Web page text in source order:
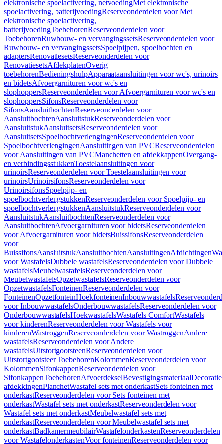
elektronische spoelactivering, netvoedingMet elektronische
spoelactivering, batterijvoedingReserveonderdelen voor Met
elektronische spoelactivering,
batterijvoedingToebehorenReserveonderdelen voor
ToebehorenRuwbouw- en vervangingssetsReserveonderdelen voor
Ruwbouw- en vervangingssetsSpoelpijpen, spoelbochten en
adaptersRenovatiesetsReserveonderdelen voor
RenovatiesetsAfdekplatenOverig
toebehorenBedieningshulpApparaataansluitingen voor wc's, urinoirs
en bidetsAfvoergarnituren voor wc's en
slophoppersReserveonderdelen voor Afvoergarnituren voor wc's en
slophoppersSifonsReserveonderdelen voor
SifonsAansluitbochtenReserveonderdelen voor
AansluitbochtenAansluitstukReserveonderdelen voor
AansluitstukAansluitsetsReserveonderdelen voor
AansluitsetsSpoelbochtverlengingenReserveonderdelen voor
SpoelbochtverlengingenAansluitingen van PVCReserveonderdelen
voor Aansluitingen van PVCManchetten en afdekkappenOvergang-
en verbindingsstukkenToestelaansluitingen voor
urinoirsReserveonderdelen voor Toestelaansluitingen voor
urinoirsUrinoirsifonsReserveonderdelen voor
UrinoirsifonsSpoelpijp- en
spoelbochtverlengstukkenReserveonderdelen voor Spoelpijp- en
spoelbochtverlengstukkenAansluitstukReserveonderdelen voor
AansluitstukAansluitbochtenReserveonderdelen voor
AansluitbochtenAfvoergarnituren voor bidetsReserveonderdelen
voor Afvoergarnituren voor bidetsBuissifonsReserveonderdelen
voor
BuissifonsAansluitstukAansluitbochtenAansluitingenAfdichtingen
voor WastafelsDubbele wastafelsReserveonderdelen voor Dubbele
wastafelsMeubelwastafelsReserveonderdelen voor
MeubelwastafelsOpzetwastafelsReserveonderdelen voor
OpzetwastafelsFonteinenReserveonderdelen voor
FonteinenOpzetfonteinHoekfonteinenInbouwwastafels
voor InbouwwastafelsOnderbouwwastafelsReserveonderdelen voor
OnderbouwwastafelsHoekwastafelsWastafels ComfortWastafels
voor kinderenReserveonderdelen voor Wastafels voor
kinderenWastroggenReserveonderdelen voor WastroggenAndere
wastafelsReserveonderdelen voor Andere
wastafelsUitstortgootsteenReserveonderdelen voor
UitstortgootsteenToebehorenKolommenReserveonderdelen voor
KolommenSifonkappenReserveonderdelen voor
SifonkappenToebehorenAfvoerdekselBevestigingsmateriaal
afdekkingenPlanchetWastafel sets met onderkastSets fonteinen met
onderkastReserveonderdelen voor Sets fonteinen met
onderkastWastafel sets met onderkastReserveonderdelen voor
Wastafel sets met onderkastMeubelwastafel sets met
onderkastReserveonderdelen voor Meubelwastafel sets met
onderkastBadkamermeubilairWastafelonderkastenReserveonderdelen
voor WastafelonderkastenVoor fonteinenReserveonderdelen voor